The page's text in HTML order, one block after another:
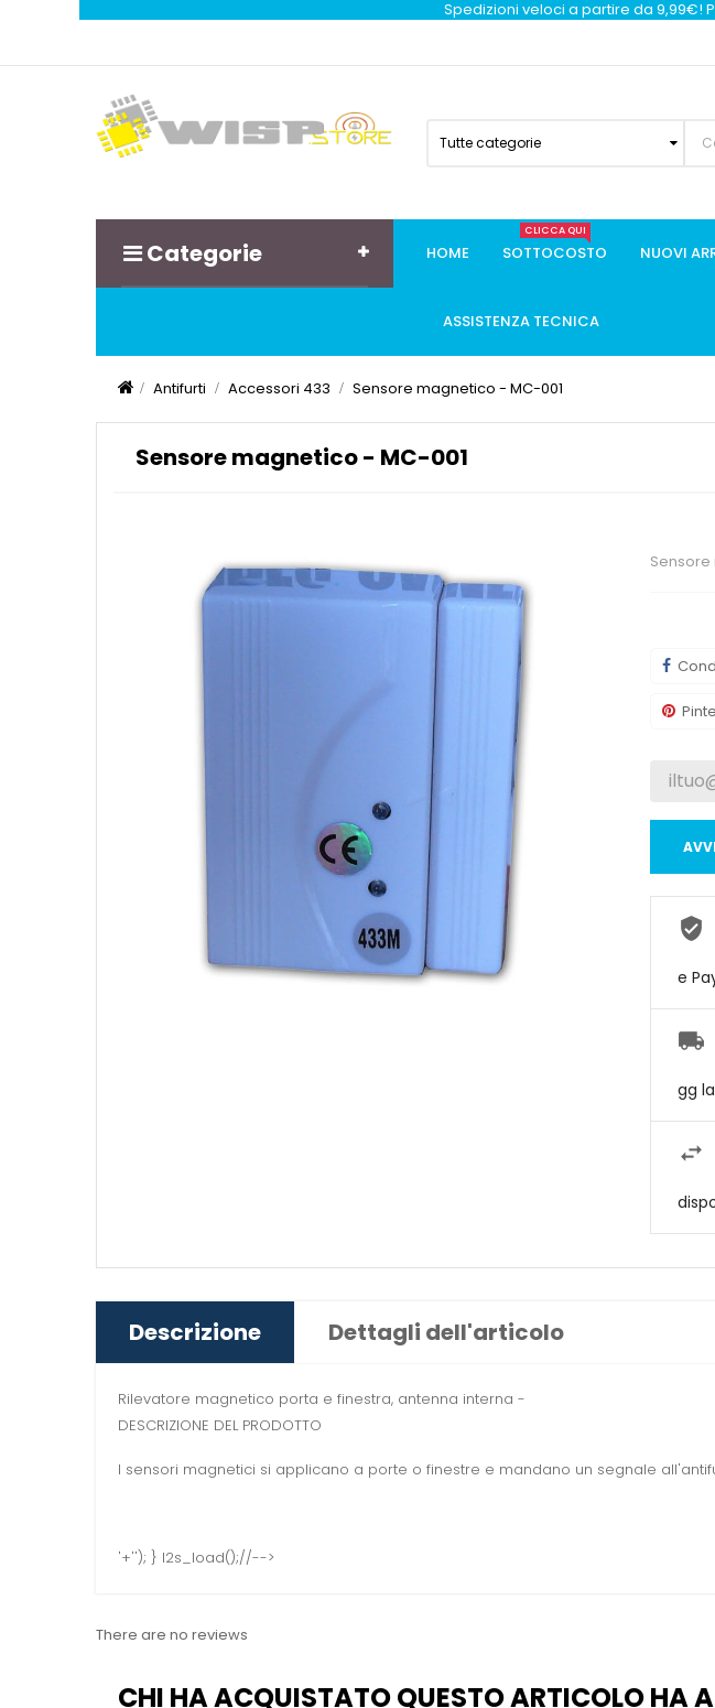
Spedizioni veloci a partire da 9,99€!
Tutte categorie
Categorie HOME SOTTOCOSTO
CLICCA QUI
NUOVI
ASSISTENZA TECNICA
Antifurti Accessori 433 Sensore magnetico - MC-001
Sensore magnetico - MC-001
e
gg
Descrizione Dettagli dell'articolo
Rilevatore magnetico porta e finestra, antenna interna -
DESCRIZIONE DEL PRODOTTO
I sensori magnetici si applicano a porte o finestre e mandano un segnale
'+''); } l2s_load();//-->
There are no reviews
CHI HA ACQUISTATO QUESTO ARTICOLO HA